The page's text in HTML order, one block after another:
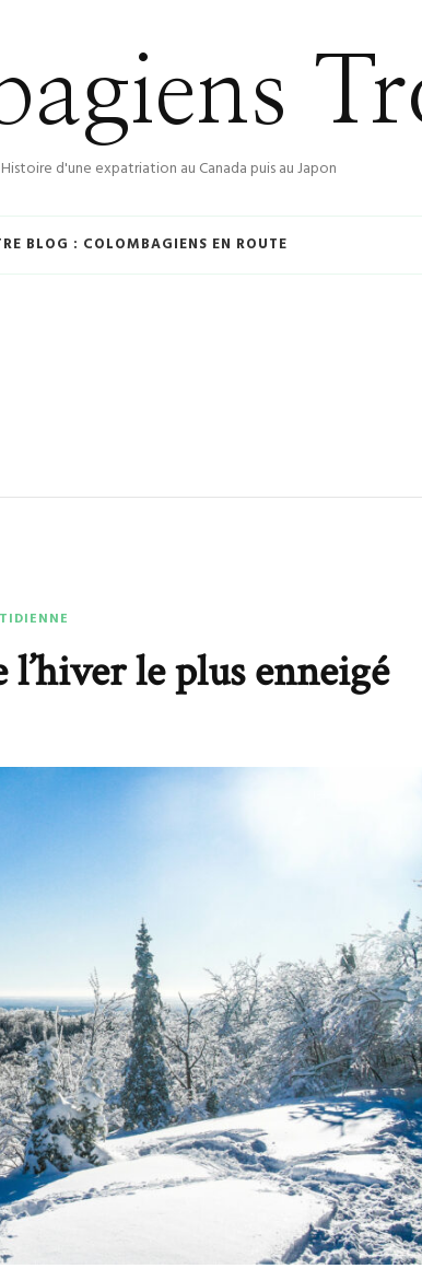
Histoire d'une expatriation au Canada puis au Japon
BLOG : COLOMBAGIENS EN ROUTE
le plus enneigé